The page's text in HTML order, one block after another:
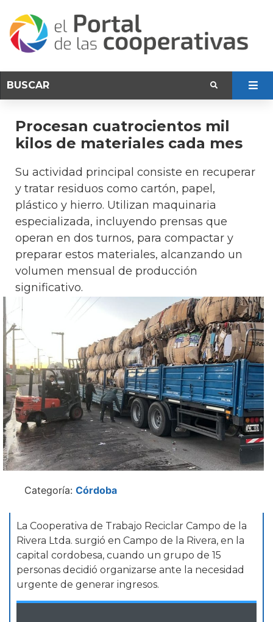
Procesan cuatrocientos mil
kilos de materiales cada mes
Su actividad principal consiste en recuperar
y tratar residuos como cartón, papel,
plástico y hierro. Utilizan maquinaria
especializada, incluyendo prensas que
operan en dos turnos, para compactar y
preparar estos materiales, alcanzando un
volumen mensual de producción
significativo.
Categoría: Córdoba
La Cooperativa de Trabajo Reciclar Campo de la
Rivera Ltda. surgió en Campo de la Rivera, en la
capital cordobesa, cuando un grupo de 15
personas decidió organizarse ante la necesidad
urgente de generar ingresos.